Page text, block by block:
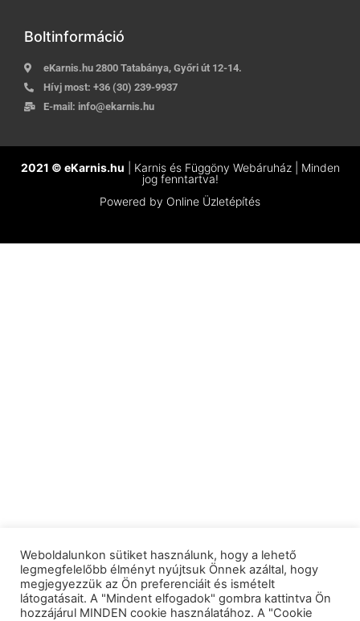
Boltinformáció
eKarnis.hu 2800 Tatabánya, Győri út 12-14.
Hívj most: +36 (30) 239-9937
E-mail: info@ekarnis.hu
2021 © eKarnis.hu | Karnis és Függöny Webáruház | Minden
jog fenntartva!
Powered by Online Üzletépítés
Weboldalunkon sütiket használunk, hogy a lehető
legmegfelelőbb élményt nyújtsuk Önnek azáltal, hogy
megjegyezzük az Ön preferenciáit és ismételt
látogatásait. A "Mindent elfogadok" gombra kattintva Ön
hozzájárul MINDEN cookie használatához. A "Cookie